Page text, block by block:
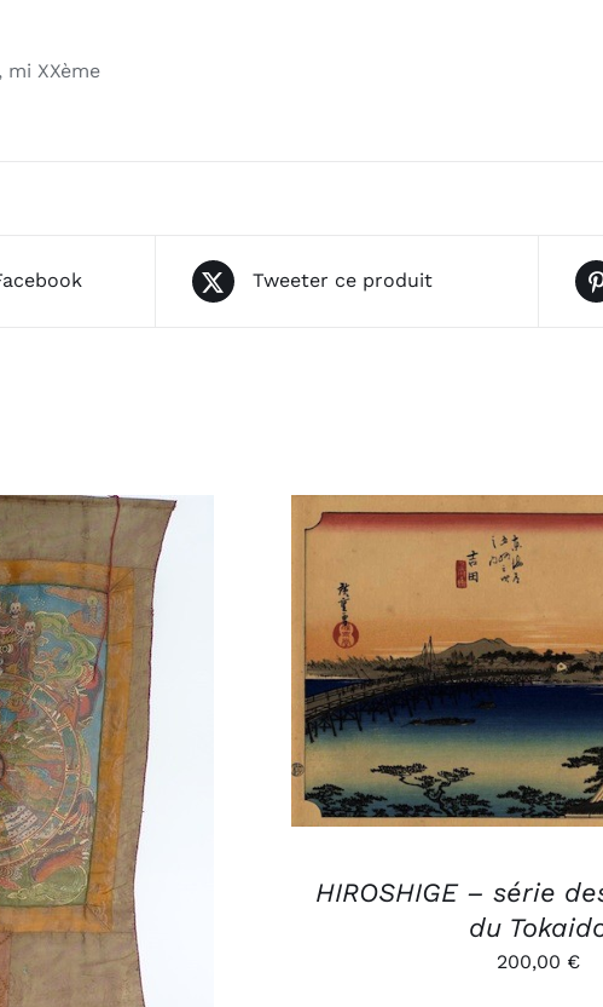
mi XXème
Tweeter ce produit
/ APERÇU
AJOUTER AU PANIER /
HIROSHIGE – série
du
200,00 €